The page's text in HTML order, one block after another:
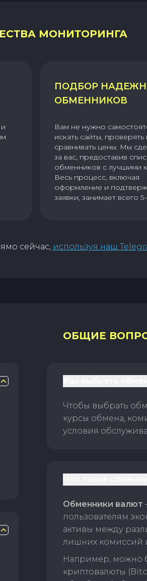
МОНИТОРИНГА
ПОДБОР
ОБМЕННИКОВ
Вам не нужно
искать сайты, проверять
сравнивать цены. Мы
за вас, предоставив
обменников с лучшими
Весь процесс, включая
оформление и
заявки, занимает всего
сейчас, используя наш
ОБЩИЕ
Чтобы выбрать
курсы обмена,
условия
Обменники валют
пользователям
активы между
лишних комиссий
Например, можно
криптовалюты